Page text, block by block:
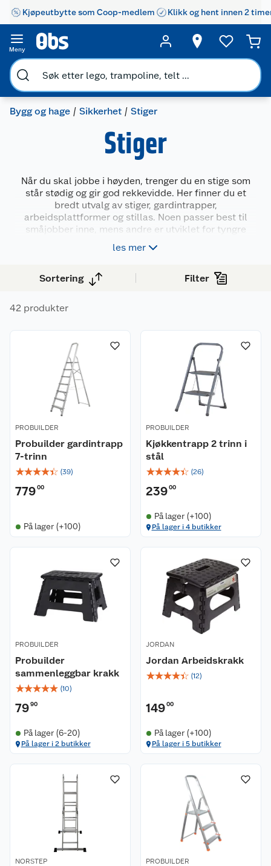
Kjøpeutbytte som Coop-medlem Klikk og hent innen 2
Meny
Bygg og hage Sikkerhet Stiger
Stiger
Når du skal jobbe i høyden, trenger du en stige som
står stødig og gir god rekkevidde. Her finner du et
bredt utvalg av stiger, gardintrapper,
arbeidsplattformer og stillas. Noen passer best til
småjobber inne, mens andre er utviklet for tyngre
arbeid ute. Produktene finnes i ulike høyder,
materialer og varianter – til både hobbybruk og mer
les mer
Sortering Filter
42 produkter
PROBUILDER
Probuilder gardintrapp
7-trinn
☆☆☆☆☆ (39)
77900
På lager (+100)
PROBUILDER
Kjøkkentrapp 2 trinn i
stål
☆☆☆☆☆ (26)
23900
På lager (+100)
På lager i 4 butikker
PROBUILDER
Probuilder
sammenleggbar krakk
☆☆☆☆☆ (10)
7990
På lager (6-20)
På lager i 2 butikker
JORDAN
Jordan Arbeidskrakk
☆☆☆☆☆ (12)
14900
På lager (+100)
På lager i 5 butikker
NORSTEP PROBUILDER